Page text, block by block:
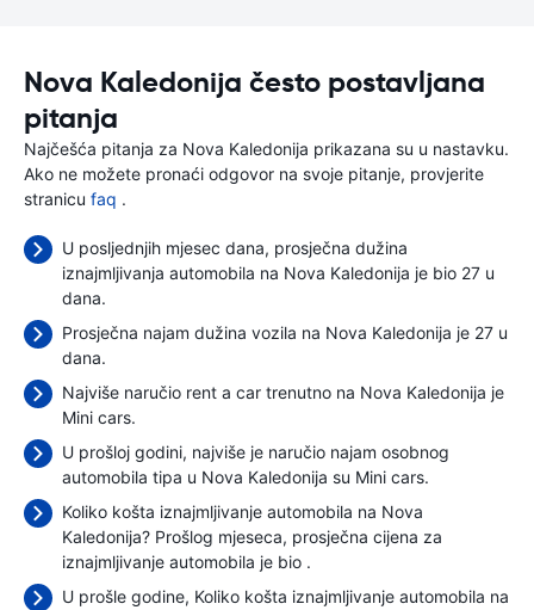
Nova Kaledonija često postavljana
pitanja
Najčešća pitanja za Nova Kaledonija prikazana su u nastavku.
Ako ne možete pronaći odgovor na svoje pitanje, provjerite
stranicu faq .
U posljednjih mjesec dana, prosječna dužina
iznajmljivanja automobila na Nova Kaledonija je bio 27 u
dana.
Prosječna najam dužina vozila na Nova Kaledonija je 27 u
dana.
Najviše naručio rent a car trenutno na Nova Kaledonija je
Mini cars.
U prošloj godini, najviše je naručio najam osobnog
automobila tipa u Nova Kaledonija su Mini cars.
Koliko košta iznajmljivanje automobila na Nova
Kaledonija? Prošlog mjeseca, prosječna cijena za
iznajmljivanje automobila je bio .
U prošle godine, Koliko košta iznajmljivanje automobila na